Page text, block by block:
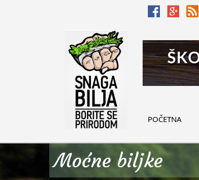
POČETNA
Moćne biljke